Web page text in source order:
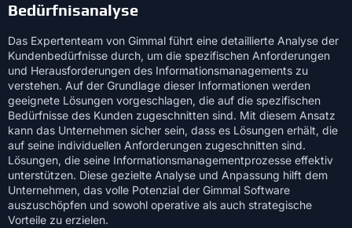
Bedürfnisanalyse
Das Expertenteam von Gimmal führt eine detaillierte Analyse der
Kundenbedürfnisse durch, um die spezifischen Anforderungen
und Herausforderungen des Informationsmanagements zu
verstehen. Auf der Grundlage dieser Informationen werden
geeignete Lösungen vorgeschlagen, die auf die spezifischen
Bedürfnisse des Kunden zugeschnitten sind. Mit diesem Ansatz
kann das Unternehmen sicher sein, dass es Lösungen erhält, die
auf seine individuellen Anforderungen zugeschnitten sind.
Lösungen, die seine Informationsmanagementprozesse effektiv
unterstützen. Diese gezielte Analyse und Anpassung hilft dem
Unternehmen, das volle Potenzial der Gimmal Software
auszuschöpfen und sowohl operative als auch strategische
Vorteile zu erzielen.